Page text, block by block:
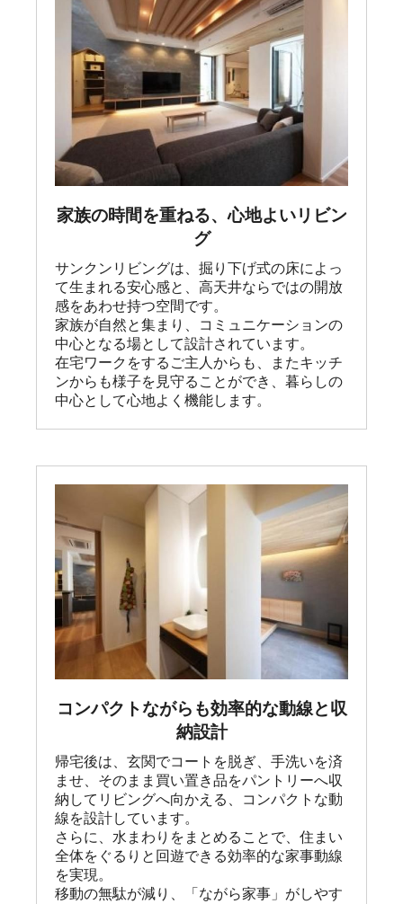
家族の時間を重ねる、心地よいリビン
グ
サンクンリビングは、掘り下げ式の床によっ
て生まれる安心感と、高天井ならではの開放
感をあわせ持つ空間です。
家族が自然と集まり、コミュニケーションの
中心となる場として設計されています。
在宅ワークをするご主人からも、またキッチ
ンからも様子を見守ることができ、暮らしの
中心として心地よく機能します。
コンパクトながらも効率的な動線と収
納設計
帰宅後は、玄関でコートを脱ぎ、手洗いを済
ませ、そのまま買い置き品をパントリーへ収
納してリビングへ向かえる、コンパクトな動
線を設計しています。
さらに、水まわりをまとめることで、住まい
全体をぐるりと回遊できる効率的な家事動線
を実現。
移動の無駄が減り、「ながら家事」がしやす